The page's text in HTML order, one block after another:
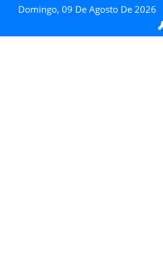
Domingo, 09 De Agosto De 2026